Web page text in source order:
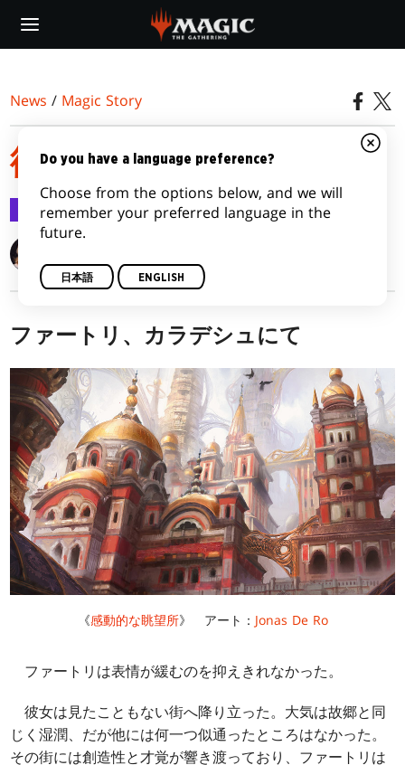
main
News / Magic Story
彼らの謀り
Magic Story 2018/02/15
ファートリ、カラデシュにて
《感動的な眺望所》 アート： Jonas De Ro
ファートリは表情が緩むのを抑えきれなかった。
彼女は見たこともない街へ降り立った。大気は故郷と同
じく湿潤、だが他には何一つ似通ったところはなかった。
その街には創造性と才覚が響き渡っており、ファートリは
Do you have a language preference?
Choose from the options below, and we will
remember your preferred language in the
future.
日本語 ENGLISH